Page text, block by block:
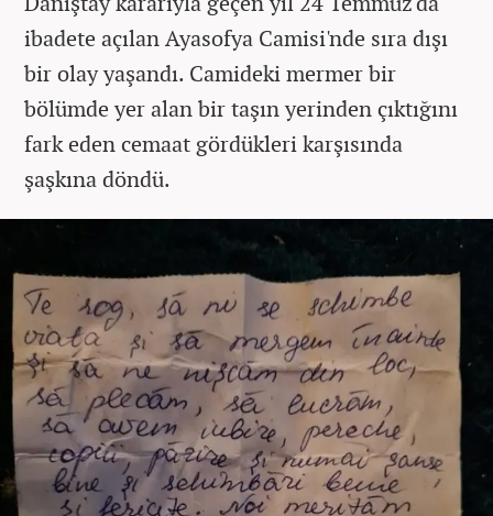
ibadete açılan Ayasofya Camisi'nde sıra dışı
bir olay yaşandı. Camideki mermer bir
bölümde yer alan bir taşın yerinden çıktığını
fark eden cemaat gördükleri karşısında
şaşkına döndü.